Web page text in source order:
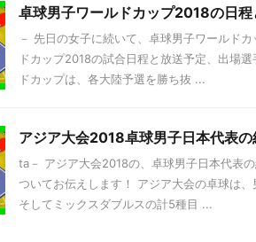
卓球男子ワールドカップ2018の日程
－ 先日の女子に続いて、卓球男子ワールド
ドカップ2018の試合日程と放送予定、出場
ドカップは、各大陸予選を勝ち抜 ...
アジア大会2018卓球男子日本代表
ta－ アジア大会2018の、卓球男子日本代表
ついてお伝えします！ アジア大会の卓球は
そしてミックスダブルスの計5種目 ...